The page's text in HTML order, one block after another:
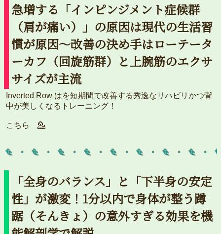
急増する「インピンジメント症候群
（肩が痛い）」の原因は現代の生活習
慣が原因〜改善の決め手はローテータ
ーカフ（回旋筋群）と上腕筋のエクサ
サイズが主流
Inverted Row はを短期間で改善する秀逸なリハビリかつ背
中が美しくなるトレーニング！
こちら 💁
「全身のバランス」と「下半身の安定
性」が激変！1分以内で身体が整う蹲
踞（そんきょ）の意外すぎる効果を機